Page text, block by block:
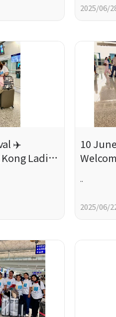
選好與壞
姐不揀工,
2025/06/
✈️
Ladies
10
..
2025/06/